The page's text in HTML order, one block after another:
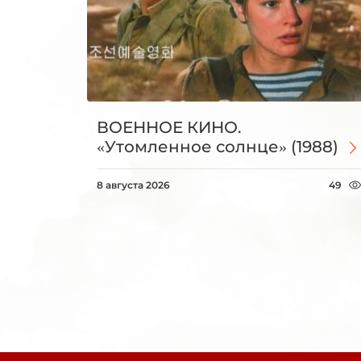
ВОЕННОЕ КИНО.
«Утомленное солнце» (1988)
8 августа 2026 49